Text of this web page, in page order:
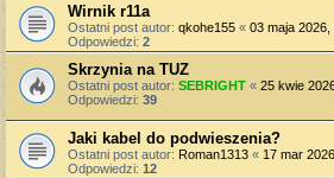
Wirnik r11a
Ostatni post autor: qkohe155 « 03 maja 2026,
Odpowiedzi: 2
Skrzynia na TUZ
Ostatni post autor: SEBRIGHT « 25 kwie
Odpowiedzi: 39
Jaki kabel do podwieszenia?
Ostatni post autor: Roman1313 « 17 mar
Odpowiedzi: 12